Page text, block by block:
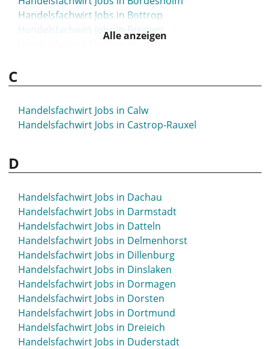
Handelsfachwirt Jobs in Bottrop
Handelsfachwirt Jobs in Bremen
Handelsfachwirt Jobs in Bretten
Handelsfachwirt Jobs in Bühl
Handelsfachwirt Jobs in Burscheid
Handelsfachwirt Jobs in Buxtehude
Alle anzeigen
C
Handelsfachwirt Jobs in Calw
Handelsfachwirt Jobs in Castrop-Rauxel
D
Handelsfachwirt Jobs in Dachau
Handelsfachwirt Jobs in Darmstadt
Handelsfachwirt Jobs in Datteln
Handelsfachwirt Jobs in Delmenhorst
Handelsfachwirt Jobs in Dillenburg
Handelsfachwirt Jobs in Dinslaken
Handelsfachwirt Jobs in Dormagen
Handelsfachwirt Jobs in Dorsten
Handelsfachwirt Jobs in Dortmund
Handelsfachwirt Jobs in Dreieich
Handelsfachwirt Jobs in Duderstadt